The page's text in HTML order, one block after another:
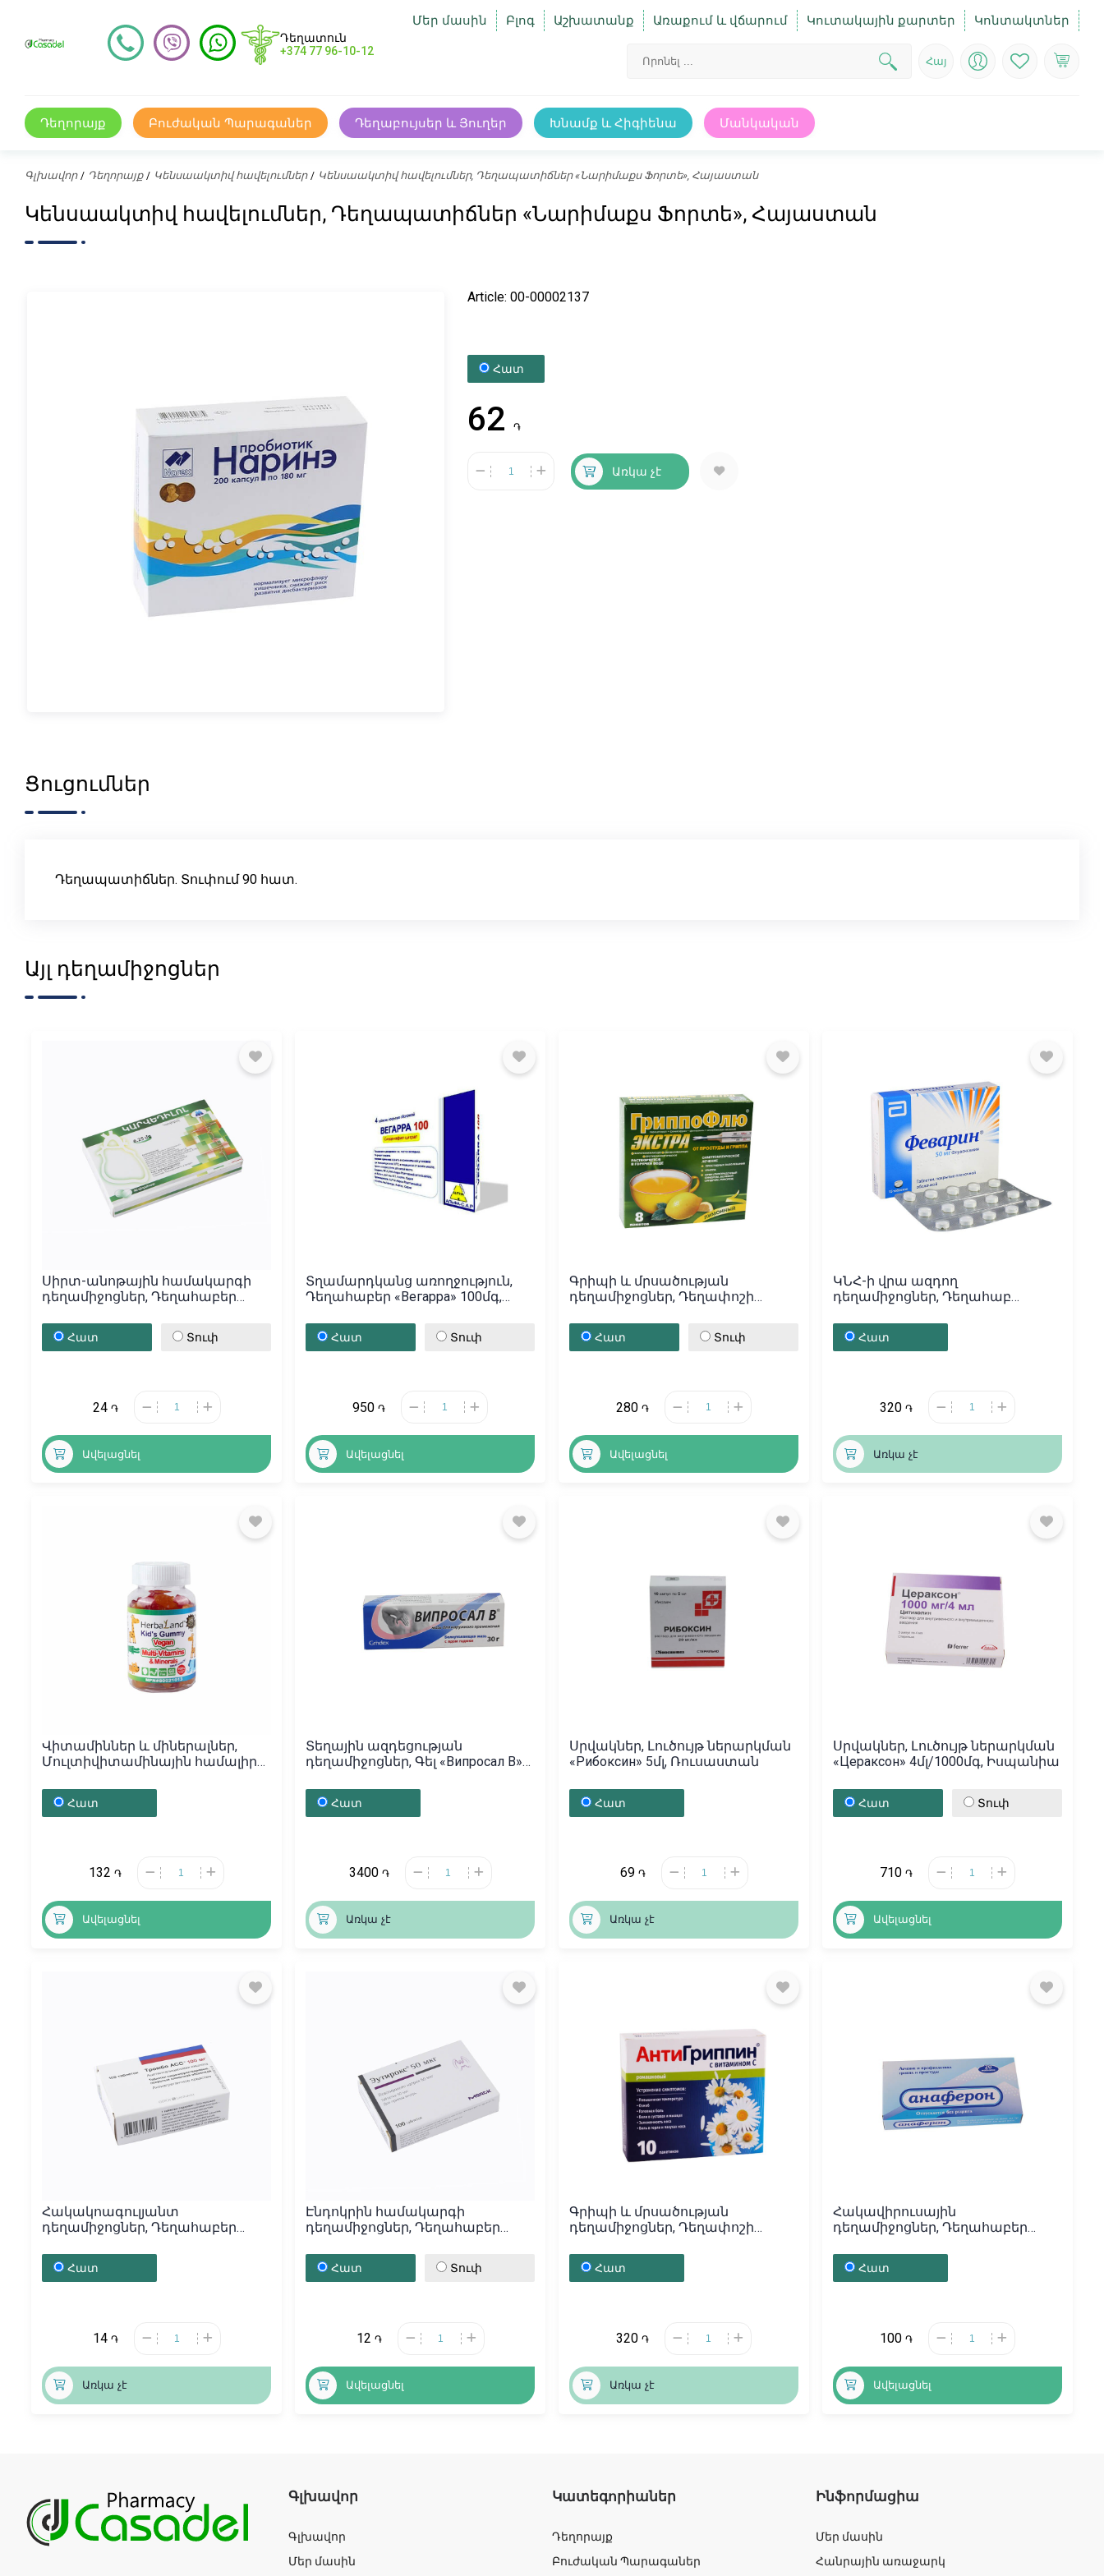
Դեղատուն
+374 77 96-10-12
Մեր մասին Բլոգ Աշխատանք Առաքում և վճարում Կուտակային քարտեր Կոնտակտներ
Հայ
Դեղորայք Բուժական Պարագաներ Դեղաբույսեր և Յուղեր Խնամք և Հիգիենա Մանկական
Գլխավոր Դեղորայք Կենսաակտիվ հավելումներ Կենսաակտիվ հավելումներ, Դեղապատիճներ «Նարիմաքս Ֆորտե», Հայաստան
Կենսաակտիվ հավելումներ, Դեղապատիճներ «Նարիմաքս Ֆորտե», Հայաստան
Article: 00-00002137
Հատ
62֏
Առկա չէ
Ցուցումներ
Դեղապատիճներ. Տուփում 90 հատ.
Այլ դեղամիջոցներ
Սիրտ-անոթային համակարգի
դեղամիջոցներ, Դեղահաբեր
Հատ Տուփ
24 ֏
Ավելացնել
Տղամարդկանց առողջություն,
Դեղահաբեր «Вегарра» 100մգ,
Հատ Տուփ
950 ֏
Ավելացնել
Գրիպի և մրսածության
դեղամիջոցներ, Դեղափոշի
Հատ Տուփ
280 ֏
Ավելացնել
ԿՆՀ-ի վրա ազդող
դեղամիջոցներ, Դեղահաբ
Հատ
320 ֏
Առկա չէ
Վիտամիններ և միներալներ,
Մուլտիվիտամինային համալիր
Հատ
132 ֏
Ավելացնել
Տեղային ազդեցության
դեղամիջոցներ, Գել «Випросал В»
Հատ
3400 ֏
Առկա չէ
Սրվակներ, Լուծույթ ներարկման
«Рибоксин» 5մլ, Ռուսաստան
Հատ
69 ֏
Առկա չէ
Սրվակներ, Լուծույթ ներարկման
«Цераксон» 4մլ/1000մգ, Իսպանիա
Հատ Տուփ
710 ֏
Ավելացնել
Հակակոագուլյանտ
դեղամիջոցներ, Դեղահաբեր
Հատ
14 ֏
Առկա չէ
Էնդոկրին համակարգի
դեղամիջոցներ, Դեղահաբեր
Հատ Տուփ
12 ֏
Ավելացնել
Գրիպի և մրսածության
դեղամիջոցներ, Դեղափոշի
Հատ
320 ֏
Առկա չէ
Հակավիրուսային
դեղամիջոցներ, Դեղահաբեր
Հատ
100 ֏
Ավելացնել
Գլխավոր
Գլխավոր
Մեր մասին
Կատեգորիաներ
Դեղորայք
Բուժական Պարագաներ
Ինֆորմացիա
Մեր մասին
Հանրային առաջարկ